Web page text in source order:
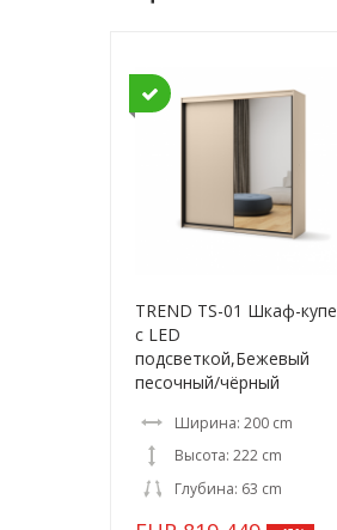
TREND TS-01 Шкаф-купе
c LED
подсветкой,Бежевый
песочный/чёрный
Ширина: 200 cm
Высота: 222 cm
Глубина: 63 cm